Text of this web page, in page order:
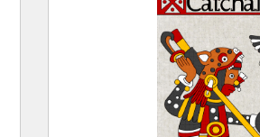
Le Jeu repose aussi sur un
les habitants s'entre-aident et
code instauré par